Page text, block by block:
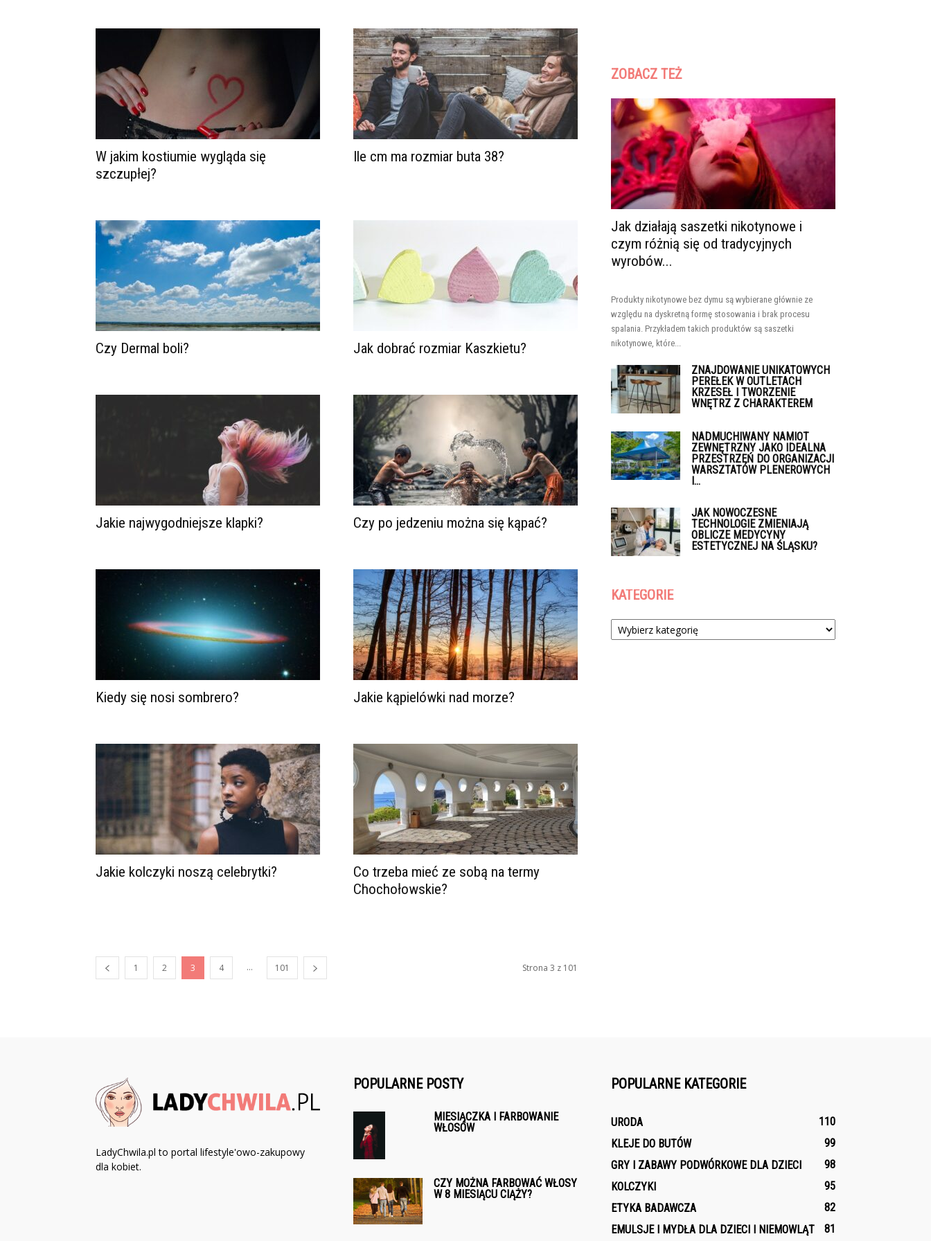
W jakim kostiumie wygląda się
szczupłej?
Ile cm ma rozmiar buta 38?
Czy Dermal boli? Jak dobrać rozmiar Kaszkietu?
Jakie najwygodniejsze klapki? Czy po jedzeniu można się kąpać?
Kiedy się nosi sombrero? Jakie kąpielówki nad morze?
Jakie kolczyki noszą celebrytki?
Co trzeba mieć ze sobą na termy
Chochołowskie?
1 2 3 4 ... 101 Strona 3 z 101
ZOBACZ TEŻ
Jak działają saszetki nikotynowe i
czym różnią się od tradycyjnych
wyrobów...
Produkty nikotynowe bez dymu są wybierane głównie ze
względu na dyskretną formę stosowania i brak procesu
spalania. Przykładem takich produktów są saszetki
nikotynowe, które...
ZNAJDOWANIE UNIKATOWYCH
PEREŁEK W OUTLETACH
KRZESEŁ I TWORZENIE
WNĘTRZ Z CHARAKTEREM
NADMUCHIWANY NAMIOT
ZEWNĘTRZNY JAKO IDEALNA
PRZESTRZEŃ DO ORGANIZACJI
WARSZTATÓW PLENEROWYCH
I...
JAK NOWOCZESNE
TECHNOLOGIE ZMIENIAJĄ
OBLICZE MEDYCYNY
ESTETYCZNEJ NA ŚLĄSKU?
KATEGORIE
Kategorie
LadyChwila.pl to portal lifestyle'owo-zakupowy
dla kobiet.
POPULARNE POSTY
MIESIĄCZKA I FARBOWANIE
WŁOSÓW
CZY MOŻNA FARBOWAĆ WŁOSY
W 8 MIESIĄCU CIĄŻY?
POPULARNE KATEGORIE
URODA
110
KLEJE DO BUTÓW
99
GRY I ZABAWY PODWÓRKOWE DLA DZIECI
98
KOLCZYKI
95
ETYKA BADAWCZA
82
EMULSJE I MYDŁA DLA DZIECI I NIEMOWLĄT
81